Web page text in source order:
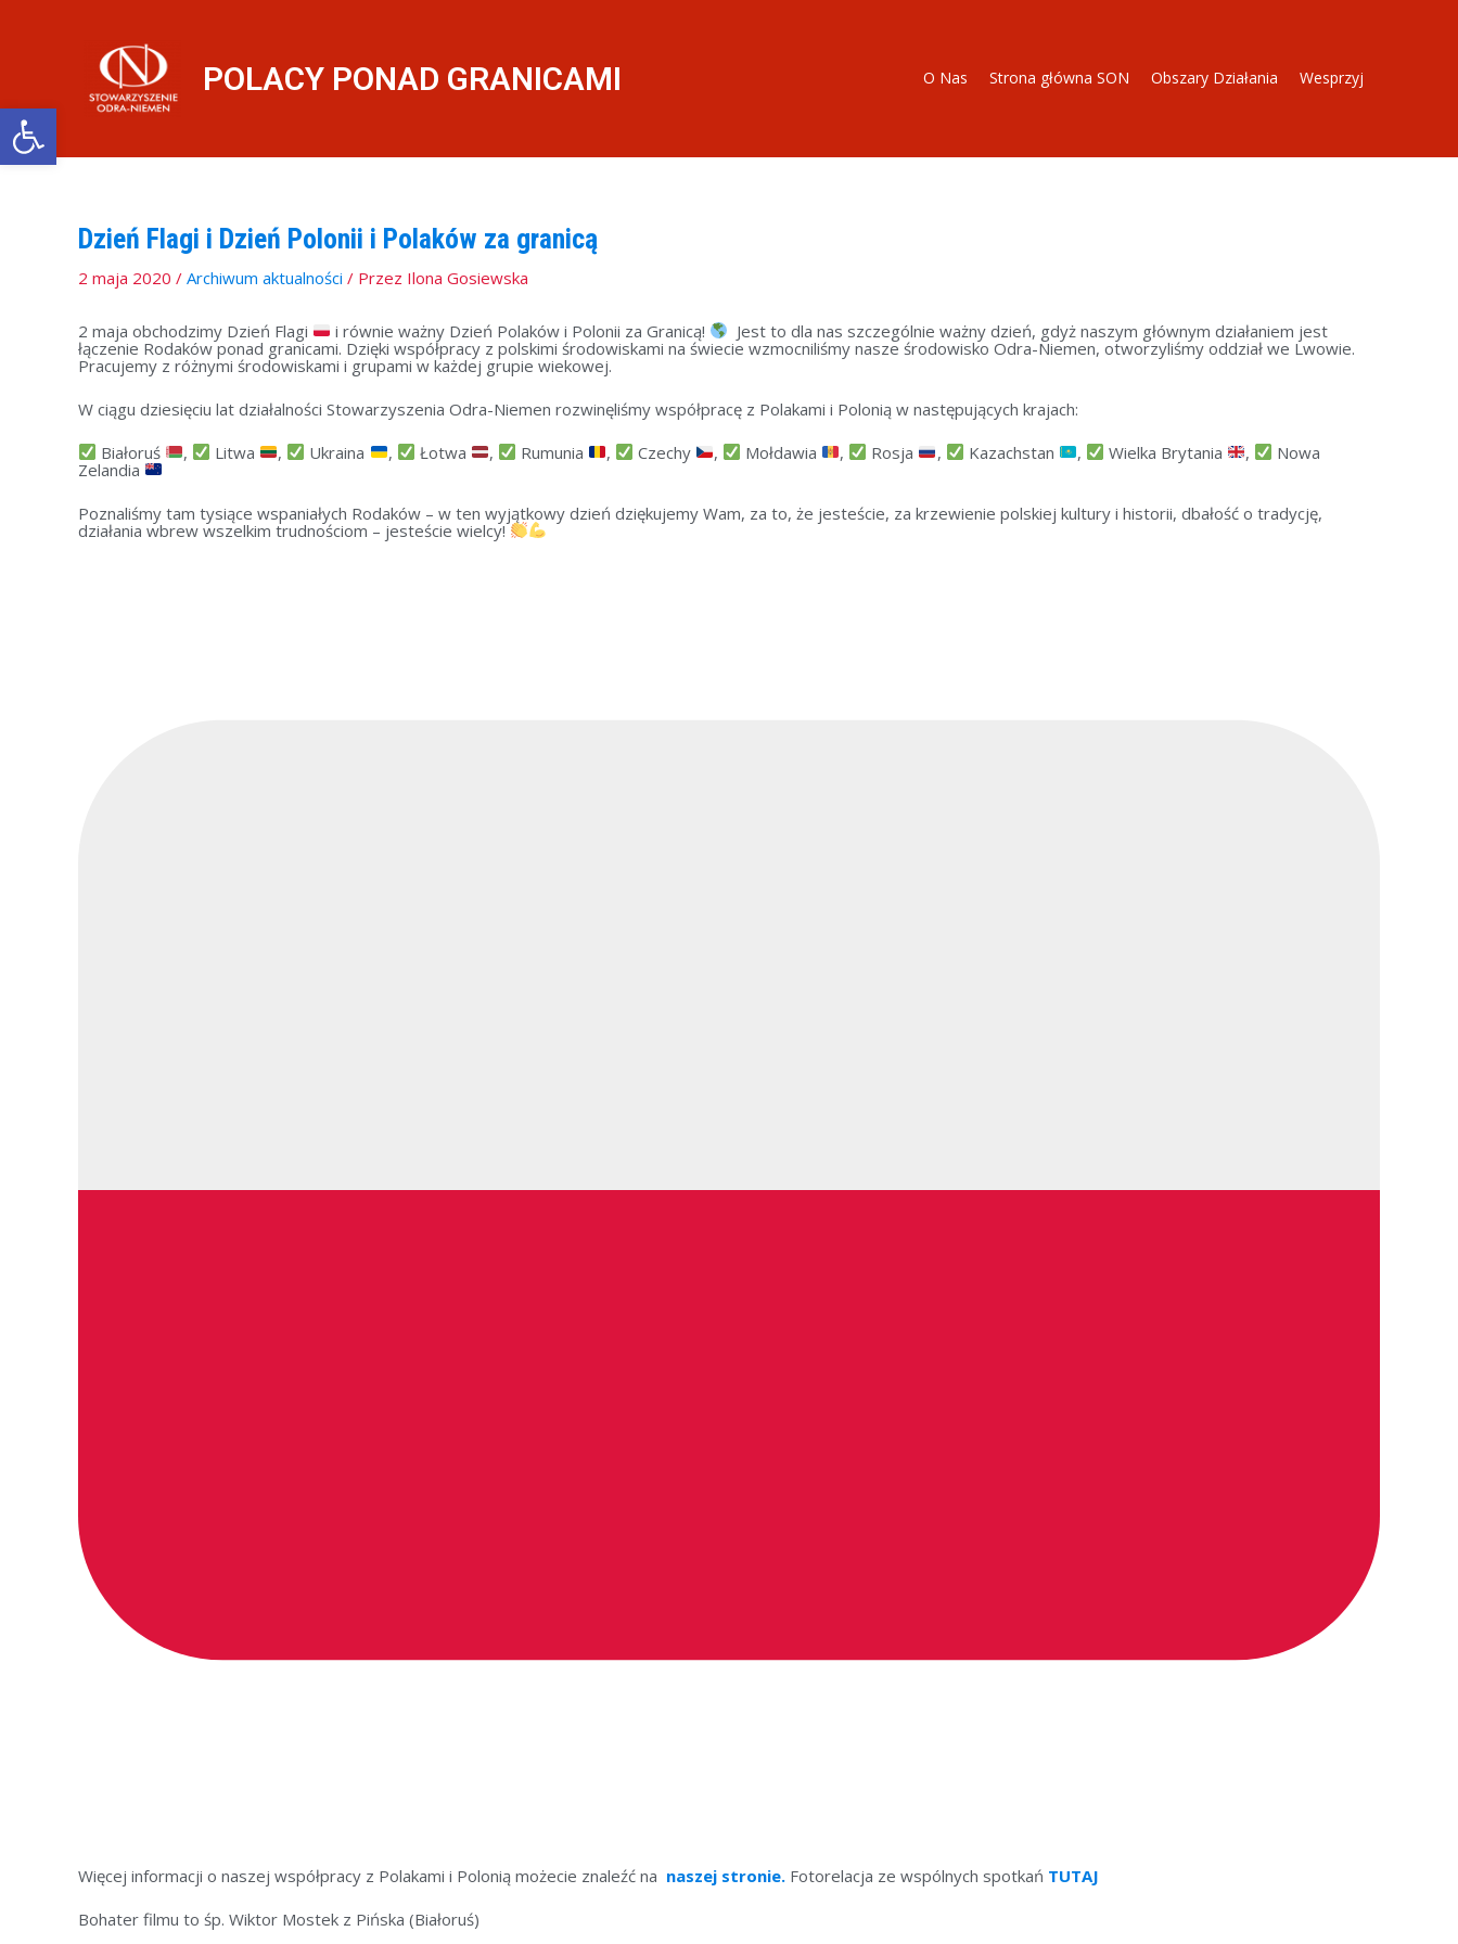
Otwórz pasek narzędzi
POLACY PONAD GRANICAMI O Nas Strona główna SON Obszary Działania Wesprzyj
Dzień Flagi i Dzień Polonii i Polaków za granicą
2 maja 2020 / Archiwum aktualności / Przez Ilona Gosiewska
2 maja obchodzimy Dzień Flagi i równie ważny Dzień Polaków i Polonii za Granicą!
Jest to dla nas szczególnie ważny dzień, gdyż naszym głównym działaniem jest
łączenie Rodaków ponad granicami. Dzięki współpracy z polskimi środowiskami na świecie wzmocniliśmy nasze środowisko Odra-Niemen, otworzyliśmy oddział we Lwowie.
Pracujemy z różnymi środowiskami i grupami w każdej grupie wiekowej.
W ciągu dziesięciu lat działalności Stowarzyszenia Odra-Niemen rozwinęliśmy współpracę z Polakami i Polonią w następujących krajach:
Białoruś
, Litwa , Ukraina , Łotwa , Rumunia , Czechy , Mołdawia , Rosja , Kazachstan , Wielka Brytania ,
Nowa
Zelandia
Poznaliśmy tam tysiące wspaniałych Rodaków – w ten wyjątkowy dzień dziękujemy Wam, za to, że jesteście, za krzewienie polskiej kultury i historii, dbałość o tradycję,
działania wbrew wszelkim trudnościom – jesteście wielcy!
Więcej informacji o naszej współpracy z Polakami i Polonią możecie znaleźć na naszej stronie. Fotorelacja ze wspólnych spotkań TUTAJ
Bohater filmu to śp. Wiktor Mostek z Pińska (Białoruś)